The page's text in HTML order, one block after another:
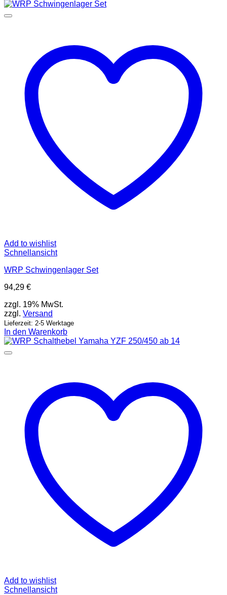
Add to wishlist
Schnellansicht
WRP Schwingenlager Set
94,29 €
zzgl. 19% MwSt.
zzgl. Versand
Lieferzeit: 2-5 Werktage
In den Warenkorb
Add to wishlist
Schnellansicht